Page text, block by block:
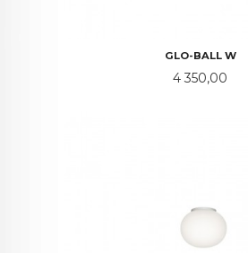
GLO-BALL W
Pris
4 350,00